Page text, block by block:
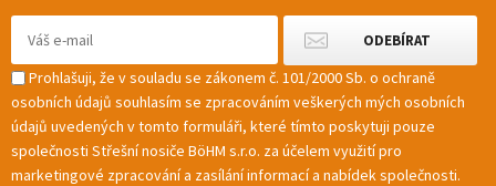
Prohlašuji, že v souladu se zákonem č. 101/2000 Sb. o ochraně
osobních údajů souhlasím se zpracováním veškerých mých osobních
údajů uvedených v tomto formuláři, které tímto poskytuji pouze
společnosti Střešní nosiče BöHM s.r.o. za účelem využití pro
marketingové zpracování a zasílání informací a nabídek společnosti.